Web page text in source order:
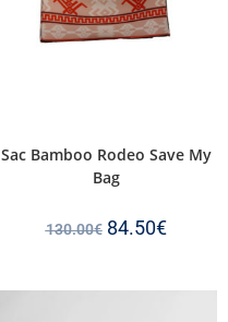
Sac Bamboo Rodeo Save My
Bag
130.00€ 84.50€